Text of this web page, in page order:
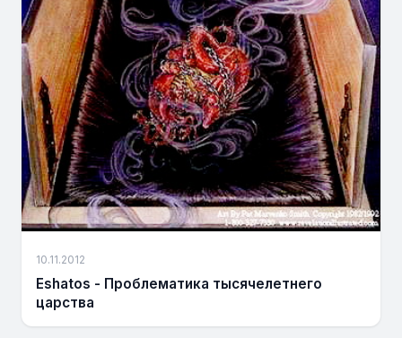
10.11.2012
Eshatos - Проблематика тысячелетнего
царства